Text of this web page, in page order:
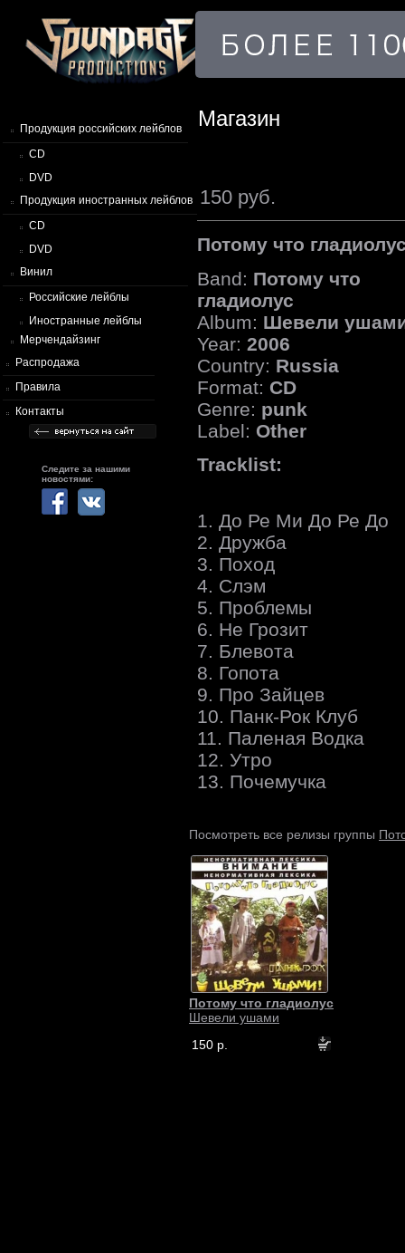
Продукция российских лейблов
CD
DVD
Продукция иностранных лейблов
CD
DVD
Винил
Российские лейблы
Иностранные лейблы
Мерчендайзинг
Распродажа
Правила
Контакты
Следите за нашими
новостями:
Магазин
150 руб.
Потому что
Band: Потому что
гладиолус
Album: Шевели
Year: 2006
Country: Russia
Format: CD
Genre: punk
Label: Other
Tracklist:
1. До Ре Ми До Ре До
2. Дружба
3. Поход
4. Слэм
5. Проблемы
6. Не Грозит
7. Блевота
8. Гопота
9. Про Зайцев
10. Панк-Рок Клуб
11. Паленая Водка
12. Утро
13. Почемучка
Посмотреть все релизы группы
Потому что гладиолус
Шевели ушами
150 р.